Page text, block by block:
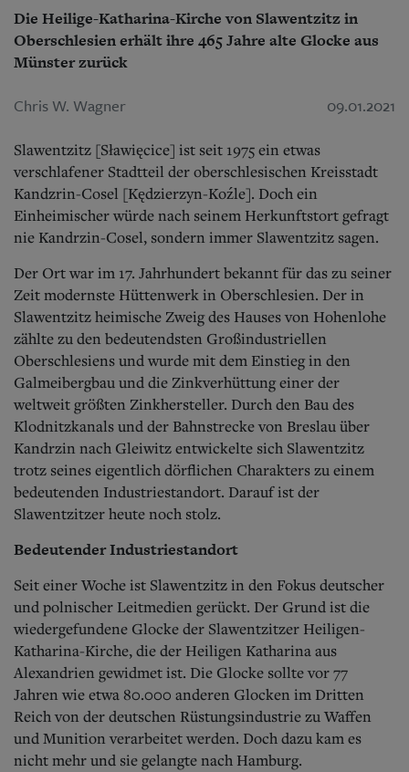
Die Heilige-Katharina-Kirche von Slawentzitz in
Oberschlesien erhält ihre 465 Jahre alte Glocke aus
Münster zurück
Chris W. Wagner 09.01.2021
Slawentzitz [Sławięcice] ist seit 1975 ein etwas
verschlafener Stadtteil der oberschlesischen Kreisstadt
Kandzrin-Cosel [Kędzierzyn-Koźle]. Doch ein
Einheimischer würde nach seinem Herkunftstort gefragt
nie Kandrzin-Cosel, sondern immer Slawentzitz sagen.
Der Ort war im 17. Jahrhundert bekannt für das zu seiner
Zeit modernste Hüttenwerk in Oberschlesien. Der in
Slawentzitz heimische Zweig des Hauses von Hohenlohe
zählte zu den bedeutendsten Großindustriellen
Oberschlesiens und wurde mit dem Einstieg in den
Galmeibergbau und die Zinkverhüttung einer der
weltweit größten Zinkhersteller. Durch den Bau des
Klodnitzkanals und der Bahnstrecke von Breslau über
Kandrzin nach Gleiwitz entwickelte sich Slawentzitz
trotz seines eigentlich dörflichen Charakters zu einem
bedeutenden Industriestandort. Darauf ist der
Slawentzitzer heute noch stolz.
Bedeutender Industriestandort
Seit einer Woche ist Slawentzitz in den Fokus deutscher
und polnischer Leitmedien gerückt. Der Grund ist die
wiedergefundene Glocke der Slawentzitzer Heiligen-
Katharina-Kirche, die der Heiligen Katharina aus
Alexandrien gewidmet ist. Die Glocke sollte vor 77
Jahren wie etwa 80.000 anderen Glocken im Dritten
Reich von der deutschen Rüstungsindustrie zu Waffen
und Munition verarbeitet werden. Doch dazu kam es
nicht mehr und sie gelangte nach Hamburg.